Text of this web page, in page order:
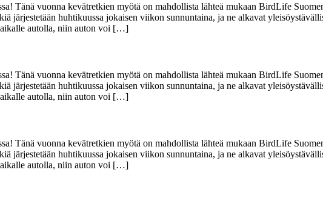
Tänä vuonna kevätretkien myötä on mahdollista lähteä mukaan BirdLife
järjestetään huhtikuussa jokaisen viikon sunnuntaina, ja ne alkavat
autolla, niin auton voi […]
Tänä vuonna kevätretkien myötä on mahdollista lähteä mukaan BirdLife
järjestetään huhtikuussa jokaisen viikon sunnuntaina, ja ne alkavat
autolla, niin auton voi […]
Tänä vuonna kevätretkien myötä on mahdollista lähteä mukaan BirdLife
järjestetään huhtikuussa jokaisen viikon sunnuntaina, ja ne alkavat
autolla, niin auton voi […]